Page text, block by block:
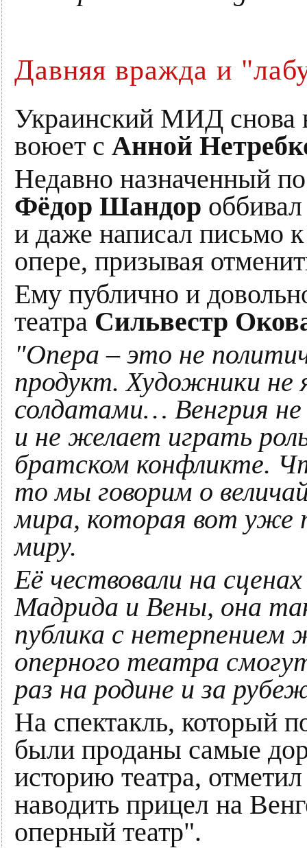
Давняя вражда и
Украинский МИД снова
воюет с Анной
Недавно назначенный
Фёдор Шандор
и даже написал письмо
опере, призывая
Ему публично и
театра Сильвестр
"Опера – это не
продукт. Художники не
солдатами… Венгрия
и не желает играть
братском конфликте.
то мы говорим о
мира, которая вот уже
миру.
Её чествовали на
Мадрида и Вены, она
публика с
оперного театра
раз на родине и за
На спектакль, который
были проданы самые
историю театра,
наводить прицел на
оперный театр".